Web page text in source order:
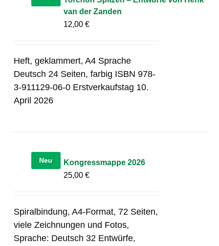
van der Zanden
12,00€
Heft, geklammert, A4 Sprache
Deutsch 24 Seiten, farbig ISBN 978-
3-911129-06-0 Erstverkaufstag 10.
April 2026
Neu
Kongressmappe 2026
25,00€
Spiralbindung, A4-Format, 72 Seiten,
viele Zeichnungen und Fotos,
Sprache: Deutsch 32 Entwürfe,